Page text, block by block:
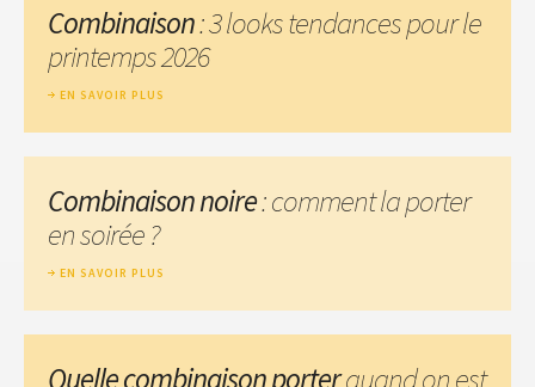
Combinaison: 3 looks tendances pour le
printemps 2026
EN SAVOIR PLUS
Combinaison noire: comment la porter
en soirée ?
EN SAVOIR PLUS
Quelle combinaison porterquand on est